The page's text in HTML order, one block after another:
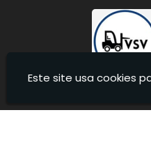
Locação de
Este site usa cookies